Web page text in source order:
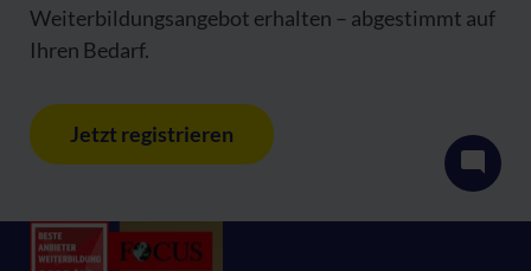
Weiterbildungsangebot erhalten – abgestimmt auf
Ihren Bedarf.
Jetzt registrieren